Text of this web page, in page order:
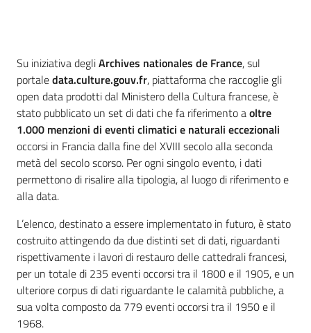
Introduzione
Su iniziativa degliArchives nationales de France, sul
portaledata.culture.gouv.fr, piattaforma che raccoglie gli
open data prodotti dal Ministero della Cultura francese, è
stato pubblicato un set di dati che fa riferimento aoltre
1.000 menzioni di eventi climatici e naturali eccezionali
occorsi in Francia dalla fine del XVIII secolo alla seconda
metà del secolo scorso. Per ogni singolo evento, i dati
permettono di risalire alla tipologia, al luogo di riferimento e
alla data.
L’elenco, destinato a essere implementato in futuro, è stato
costruito attingendo da due distinti set di dati, riguardanti
rispettivamente i lavori di restauro delle cattedrali francesi,
per un totale di 235 eventi occorsi tra il 1800 e il 1905, e un
ulteriore corpus di dati riguardante le calamità pubbliche, a
sua volta composto da 779 eventi occorsi tra il 1950 e il
1968.